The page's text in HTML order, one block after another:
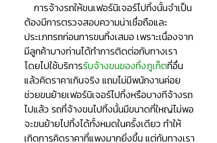
การจ้างรถให้ขนเฟอร์นิเจอร์ไปทิ้งนั้นจำเป็น
ต้องมีการตรวจสอบความน่าเชื่อถือและ
ประเภทรถก่อนการขนทิ้งเสมอ เพราะเนื่องจาก
มีลูกค้าบางท่านได้ทำการติดต่อกับทางเรา
โดยไปใช้บริการรับจ้างขนของทิ้งภูเก็ตที่อื่น
แล้วคิดราคาเกินจริง แถมไม่มีพนักงานค่อย
ช่วยขนย้ายเฟอร์นิเจอร์ไปทิ้งหรือบางทีจ้างรถ
ไปแล้ว รถที่จ้างขนไปทิ้งนั้นมีขนาดที่ใหญ่ไม่พอ
จะขนย้ายไปทิ้งได้ทั้งหมดในครั้งเดียว ทำให้
เกิดการคิดราคาที่แพงมากยิ่งขึ้น แต่กับทางเรา